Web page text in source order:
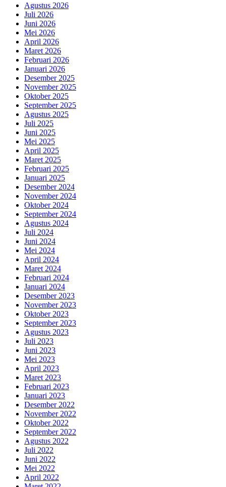
Agustus 2026
Juli 2026
Juni 2026
Mei 2026
April 2026
Maret 2026
Februari 2026
Januari 2026
Desember 2025
November 2025
Oktober 2025
September 2025
Agustus 2025
Juli 2025
Juni 2025
Mei 2025
April 2025
Maret 2025
Februari 2025
Januari 2025
Desember 2024
November 2024
Oktober 2024
September 2024
Agustus 2024
Juli 2024
Juni 2024
Mei 2024
April 2024
Maret 2024
Februari 2024
Januari 2024
Desember 2023
November 2023
Oktober 2023
September 2023
Agustus 2023
Juli 2023
Juni 2023
Mei 2023
April 2023
Maret 2023
Februari 2023
Januari 2023
Desember 2022
November 2022
Oktober 2022
September 2022
Agustus 2022
Juli 2022
Juni 2022
Mei 2022
April 2022